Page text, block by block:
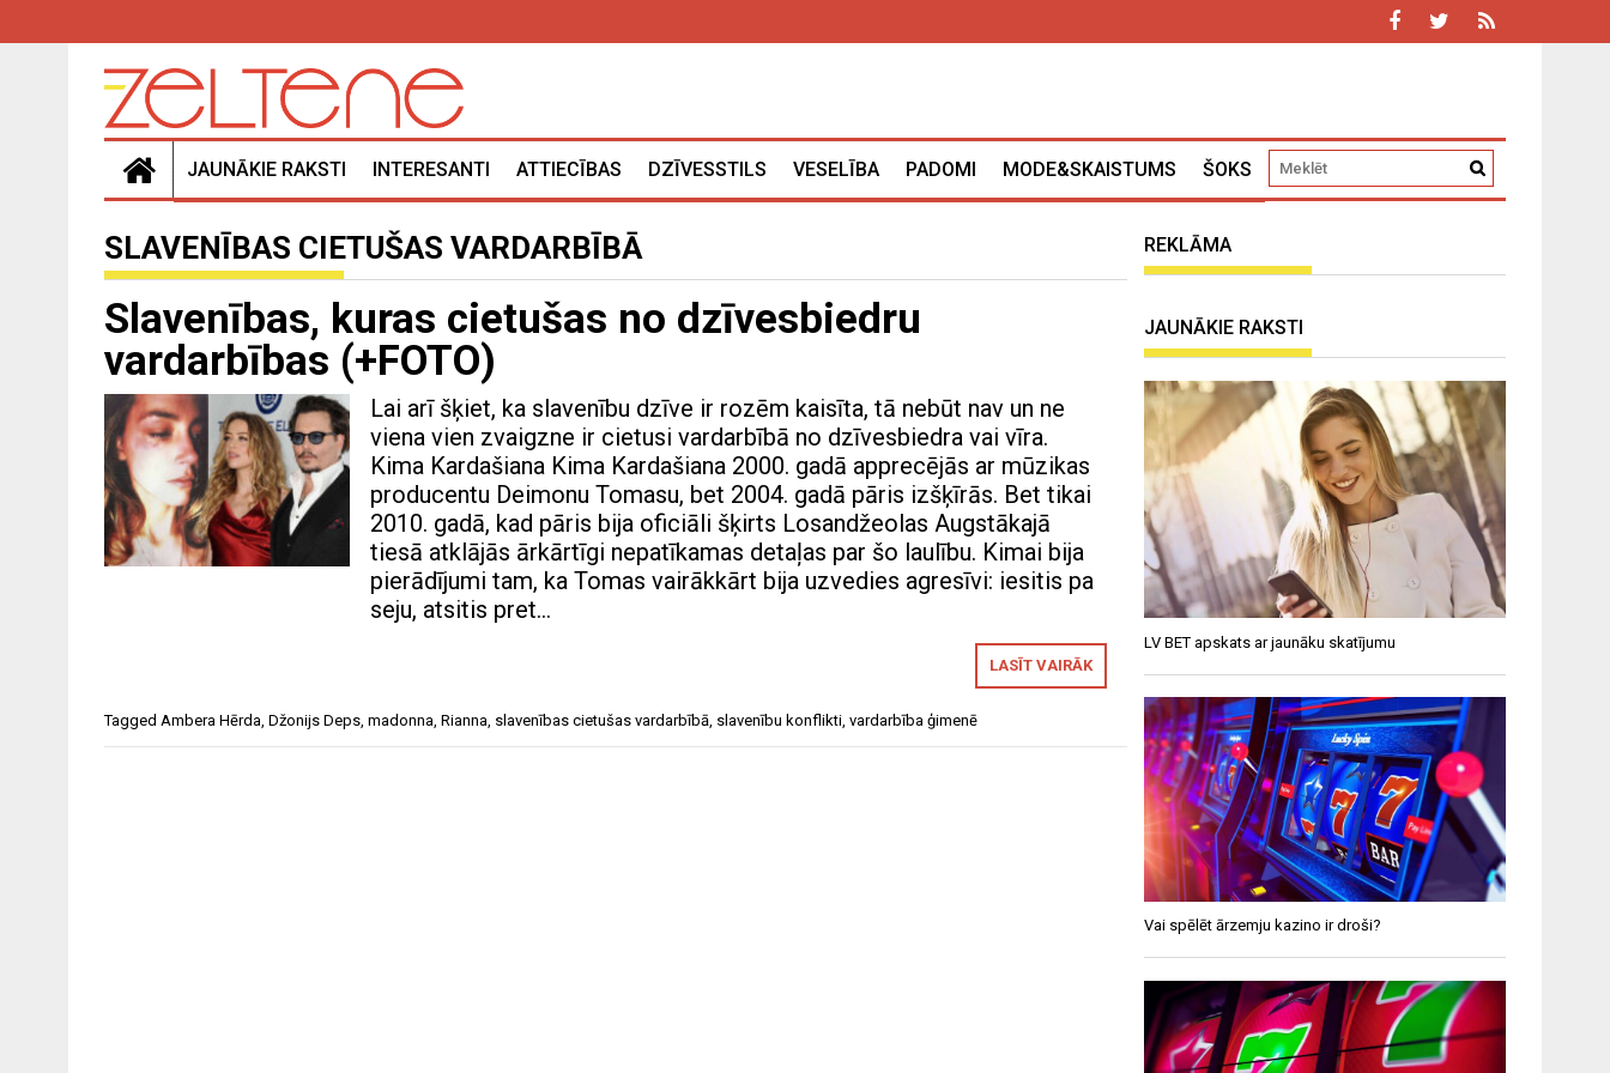
JAUNĀKIE RAKSTI INTERESANTI ATTIECĪBAS DZĪVESSTILS VESELĪBA PADOMI MODE&SKAISTUMS ŠOKS
SLAVENĪBAS CIETUŠAS VARDARBĪBĀ
Slavenības, kuras cietušas no dzīvesbiedru
vardarbības (+FOTO)
Lai arī šķiet, ka slavenību dzīve ir rozēm kaisīta, tā nebūt nav un ne
viena vien zvaigzne ir cietusi vardarbībā no dzīvesbiedra vai vīra.
Kima Kardašiana Kima Kardašiana 2000. gadā apprecējās ar mūzikas
producentu Deimonu Tomasu, bet 2004. gadā pāris izšķīrās. Bet tikai
2010. gadā, kad pāris bija oficiāli šķirts Losandžeolas Augstākajā
tiesā atklājās ārkārtīgi nepatīkamas detaļas par šo laulību. Kimai bija
pierādījumi tam, ka Tomas vairākkārt bija uzvedies agresīvi: iesitis pa
seju, atsitis pret…
LASĪT VAIRĀK
Tagged Ambera Hērda, Džonijs Deps, madonna, Rianna, slavenības cietušas vardarbībā, slavenību konflikti, vardarbība ģimenē
REKLĀMA
JAUNĀKIE RAKSTI
LV BET apskats ar jaunāku skatījumu
Vai spēlēt ārzemju kazino ir droši?